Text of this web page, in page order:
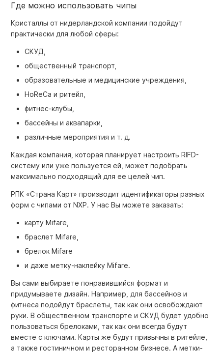
Где можно использовать чипы
Кристаллы от нидерландской компании подойдут
практически для любой сферы:
СКУД,
общественный транспорт,
образовательные и медицинские учреждения,
HoReCa и ритейл,
фитнес-клубы,
бассейны и аквапарки,
различные мероприятия и т. д.
Каждая компания, которая планирует настроить RIFD-
систему или уже пользуется ей, может подобрать
максимально подходящий для ее целей чип.
РПК «Страна Карт» производит идентификаторы разных
форм с чипами от NXP. У нас Вы можете заказать:
карту Mifare,
браслет Mifare,
брелок Mifare
и даже метку-наклейку Mifare.
Вы сами выбираете понравившийся формат и
придумываете дизайн. Например, для бассейнов и
фитнеса подойдут браслеты, так как они освобождают
руки. В общественном транспорте и СКУД будет удобно
пользоваться брелоками, так как они всегда будут
вместе с ключами. Карты же будут привычны в ритейле,
а также гостиничном и ресторанном бизнесе. А метки-